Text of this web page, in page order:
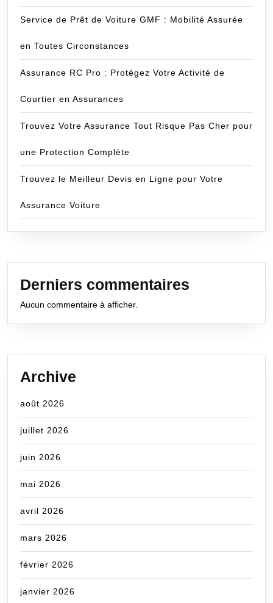
Service de Prêt de Voiture GMF : Mobilité Assurée
en Toutes Circonstances
Assurance RC Pro : Protégez Votre Activité de
Courtier en Assurances
Trouvez Votre Assurance Tout Risque Pas Cher pour
une Protection Complète
Trouvez le Meilleur Devis en Ligne pour Votre
Assurance Voiture
Derniers commentaires
Aucun commentaire à afficher.
Archive
août 2026
juillet 2026
juin 2026
mai 2026
avril 2026
mars 2026
février 2026
janvier 2026